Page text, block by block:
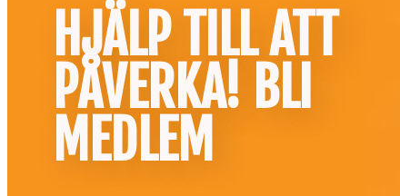
HJÄLP TILL ATT
PÅVERKA! BLI
MEDLEM